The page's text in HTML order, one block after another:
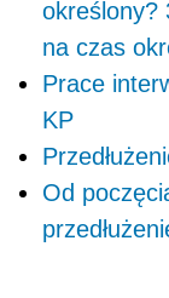
określony?
na czas
Prace
KP
Od